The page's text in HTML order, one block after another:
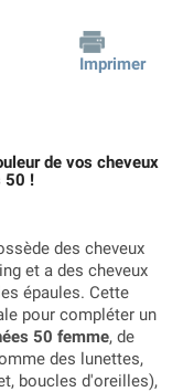
Imprimer
de vos cheveux
50 !
des cheveux
et a des cheveux
épaules. Cette
pour compléter un
50 femme, de
des lunettes,
boucles d'oreilles),